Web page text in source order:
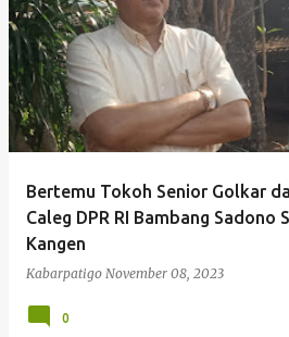
o
s
t
n
Bertemu Tokoh Senior Golkar
Caleg DPR RI Bambang Sadono
Kangen
Kabarpatigo November 08, 2023
0